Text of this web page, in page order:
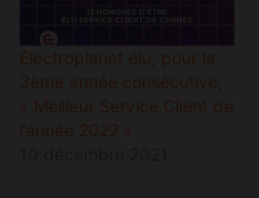
Electroplanet élu, pour la
3ème année consécutive,
« Meilleur Service Client de
l’année 2022 »